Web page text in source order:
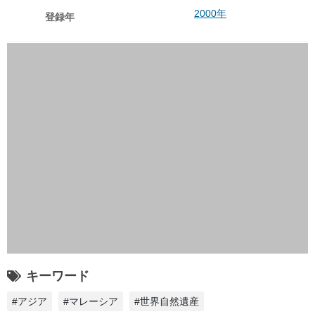
登録年 2000年
キーワード
#アジア #マレーシア #世界自然遺産